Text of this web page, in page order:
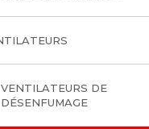
VENTILATEURS DE
DÉSENFUMAGE